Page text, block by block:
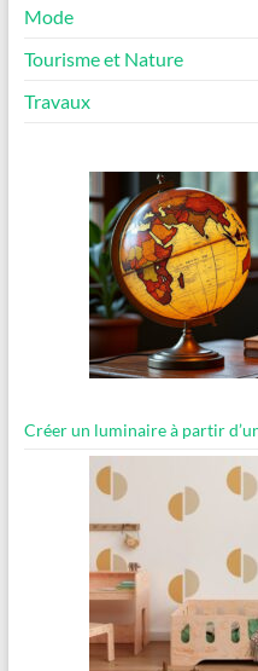
Mode
Tourisme et Nature
Travaux
Créer un luminaire à partir